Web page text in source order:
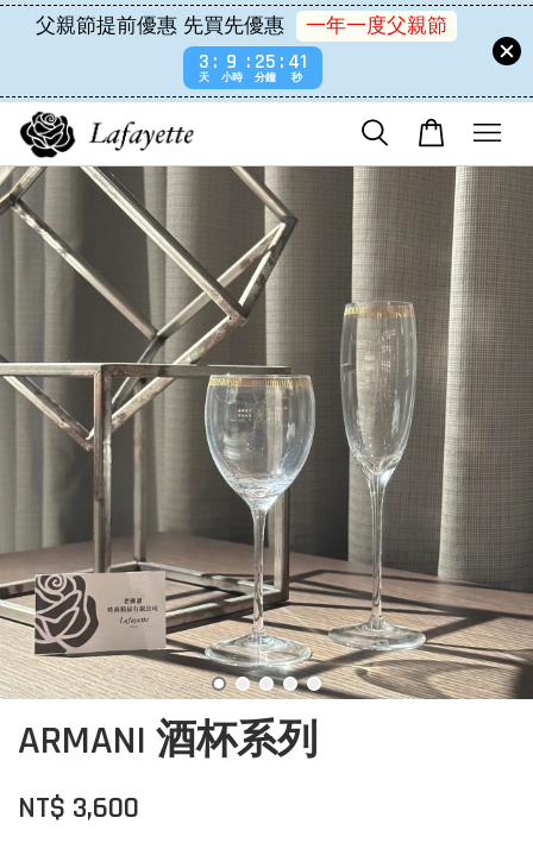
父親節提前優惠 先買先優惠
一年一度父親節
3
天
9
小時
25
分鐘
41
秒
ARMANI 酒杯系列
NT$ 3,600